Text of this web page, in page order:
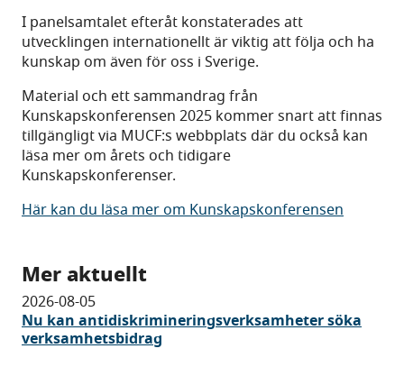
I panelsamtalet efteråt konstaterades att
utvecklingen internationellt är viktig att följa och ha
kunskap om även för oss i Sverige.
Material och ett sammandrag från
Kunskapskonferensen 2025 kommer snart att finnas
tillgängligt via MUCF:s webbplats där du också kan
läsa mer om årets och tidigare
Kunskapskonferenser.
Här kan du läsa mer om Kunskapskonferensen
Mer aktuellt
2026-08-05
Nu kan antidiskrimineringsverksamheter söka
verksamhetsbidrag